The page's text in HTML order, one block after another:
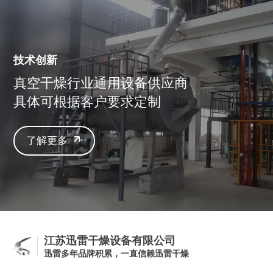
技术创新
真空干燥行业通用设备供应商
具体可根据客户要求定制
了解更多
江苏迅雷干燥设备有限公司
迅雷多年品牌积累，一直信赖迅雷干燥